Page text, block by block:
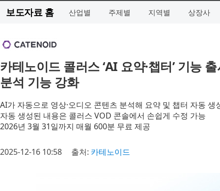
보도자료 홈 산업별 주제별 지역별 상장사
카테노이드 콜러스 ‘AI 요약·챕터’ 기능
분석 기능 강화
AI가 자동으로 영상·오디오 콘텐츠 분석해 요약 및 챕터 자동 생
자동 생성된 내용은 콜러스 VOD 콘솔에서 손쉽게 수정 가능
2026년 3월 31일까지 매월 600분 무료 제공
2025-12-16 10:58 출처: 카테노이드